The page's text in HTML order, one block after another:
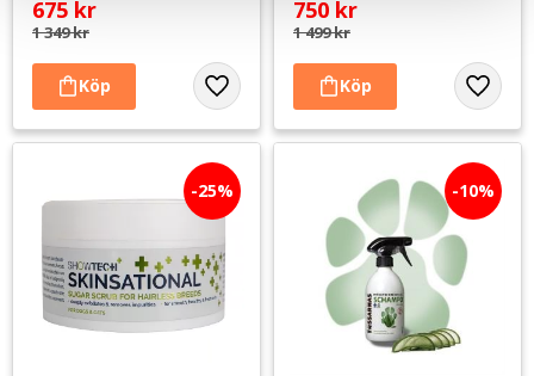
675 kr
1 349kr
Lägg till i favoriter
750 kr
1 499kr
Lägg
25% 10%